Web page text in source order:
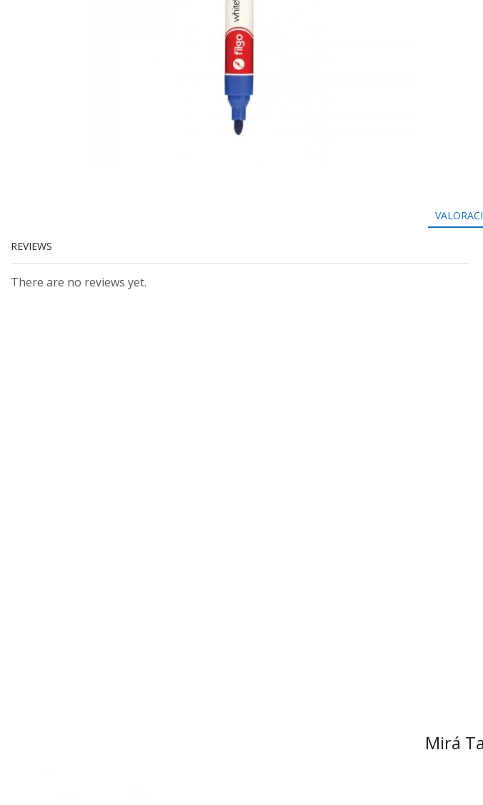
REVIEWS
There are no reviews yet.
Mirá